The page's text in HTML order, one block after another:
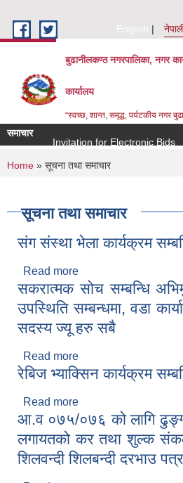
English
बुढानीलकण्ठ नगरपालिका, नगर
कार्यालय
“स्वच्छ, शान्त, समृद्ध, पर्यटकीय नगर
समाचार
Invitation for Electronic Bids
You are here
Home » सूचना तथा समाचार
सूचना तथा समाचार
संग संस्था भेला कार्यक्रम
Read more
सकरात्मक सोच सम्बन्धि
उपस्थिति सम्बन्धमा, वडा
सदस्य ज्यू हरु सबै
Read more
उपस्थिति सम्बन्धमा, वडा
रेबिज भ्याक्सिन कार्यक्रम
Read more
आ.व ०७५/०७६ को लागि ढुङ्गा
लगायतको कर तथा शुल्क
शिलवन्दी शिलबन्दी दरभाउ